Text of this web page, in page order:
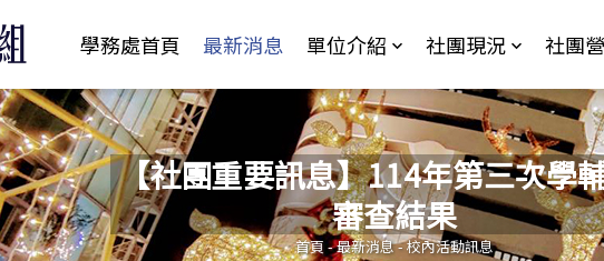
學務處首頁 最新消息 單位介紹 社團現況 社團
【社團重要訊息】114年第三次學
審查結果
您在這裡
首頁-最新消息-校內活動訊息